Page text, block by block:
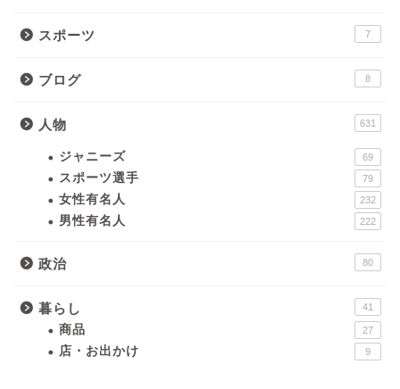
スポーツ 7
ブログ 8
人物 631
ジャニーズ 69
スポーツ選手 79
女性有名人 232
男性有名人 222
政治 80
暮らし 41
商品 27
店・お出かけ 9